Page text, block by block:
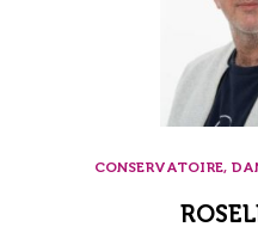
CONSERVATOIRE,